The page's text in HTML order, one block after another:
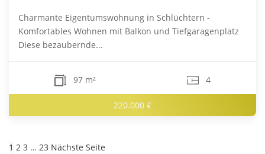
Charmante Eigentumswohnung in Schlüchtern -
Komfortables Wohnen mit Balkon und Tiefgaragenplatz
Diese bezaubernde...
97 m² 4
220.000 €
1 2 3 … 23 Nächste Seite